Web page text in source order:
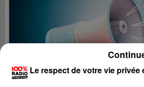
Le respect de votre vie